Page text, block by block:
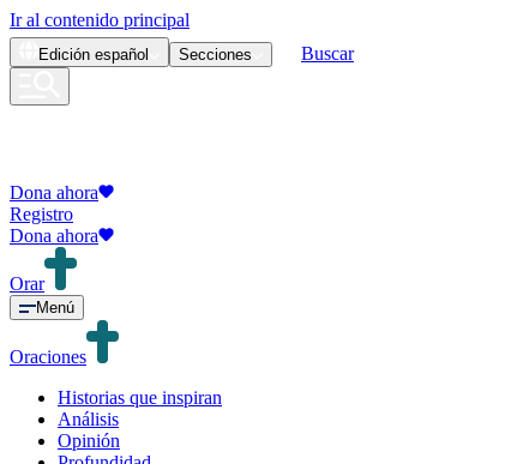
Ir al contenido principal
Edición español Secciones Buscar
Dona ahora
Registro
Dona ahora
Orar
Menú
Oraciones
Historias que inspiran
Análisis
Opinión